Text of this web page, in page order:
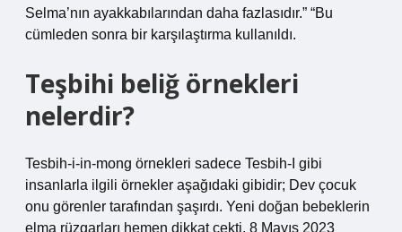
Selma’nın ayakkabılarından daha fazlasıdır.” “Bu
cümleden sonra bir karşılaştırma kullanıldı.
Teşbihi beliğ örnekleri
nelerdir?
Tesbih-i-in-mong örnekleri sadece Tesbih-I gibi
insanlarla ilgili örnekler aşağıdaki gibidir; Dev çocuk
onu görenler tarafından şaşırdı. Yeni doğan bebeklerin
elma rüzgarları hemen dikkat çekti. 8 Mayıs 2023